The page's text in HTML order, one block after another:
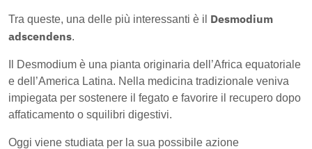
Tra queste, una delle più interessanti è il Desmodium
adscendens.
Il Desmodium è una pianta originaria dell’Africa equatoriale
e dell’America Latina. Nella medicina tradizionale veniva
impiegata per sostenere il fegato e favorire il recupero dopo
affaticamento o squilibri digestivi.
Oggi viene studiata per la sua possibile azione